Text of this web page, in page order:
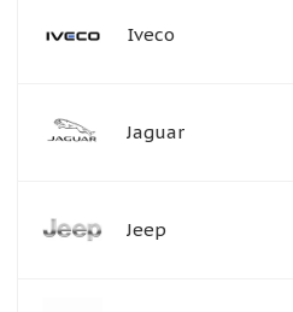
Iveco
Jaguar
Jeep